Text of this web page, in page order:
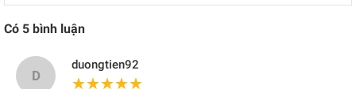
Có 5 bình luận
D
duongtien92
★★★★★
★★★★★